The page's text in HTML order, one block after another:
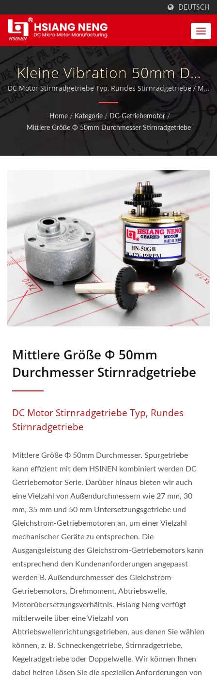
DEUTSCH
Kleine Vibration 50mm DC
Planeten- Und Mikro-
Stirnradgetriebe
Modellfertigung. | Hersteller
Von
Hochdrehmomentmotoren
& Getrieben | Hsiang Neng
DC Motor Stirnradgetriebe Typ, Rundes Stirnradgetriebe / MIT
DC-Motoren, Motorgetriebe und Getriebeboxen mit
qualifizierter ISO 9001:2015, außerdem zertifiziert durch TUV,
CE und UL.
Home / Kategorie / DC-Getriebemotor /
Mittlere Größe Φ 50mm Durchmesser Stirnradgetriebe
Mittlere Größe Φ 50mm
Durchmesser Stirnradgetriebe
DC Motor Stirnradgetriebe Typ, Rundes
Stirnradgetriebe
Mittlere Größe Φ 50mm Durchmesser. Spurgetriebe
kann effizient mit dem HSINEN kombiniert werden DC
Getriebemotor Serie. Darüber hinaus bieten wir auch
eine Vielzahl von Außendurchmessern wie 27 mm, 30
mm, 35 mm und 50 mm Untersetzungsgetriebe und
Gleichstrom-Getriebemotoren an, um einer Vielzahl
mechanischer Geräte zu entsprechen. Die
Ausgangsleistung des Gleichstrom-Getriebemotors kann
entsprechend den Kundenanforderungen angepasst
werden B. Außendurchmesser des Gleichstrom-
Getriebemotors, Drehmoment, Abtriebswelle,
Motorübersetzungsverhältnis. Hsiang Neng verfügt
mittlerweile über eine Vielzahl von
Abtriebswellenrichtungsgetrieben, aus denen Sie wählen
können, z. B. Schneckengetriebe, Stirnradgetriebe,
Kegelradgetriebe oder Doppelwelle. Wir können Ihnen
dabei helfen Lösen Sie die speziellen Anforderungen von